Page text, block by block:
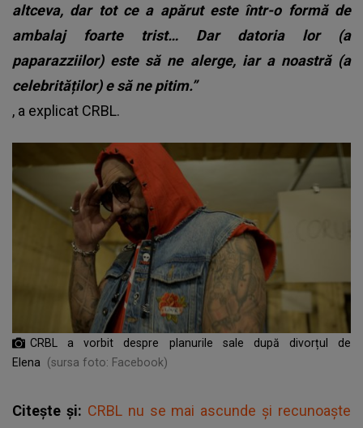
altceva, dar tot ce a apărut este într-o formă de
ambalaj foarte trist… Dar datoria lor (a
paparazziilor) este să ne alerge, iar a noastră (a
celebrităților) e să ne pitim.”
, a explicat CRBL.
CRBL a vorbit despre planurile sale după divorțul de
Elena
(sursa foto: Facebook)
Citește și: CRBL nu se mai ascunde și recunoaște